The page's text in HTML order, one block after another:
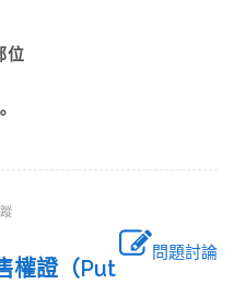
位
問題討論
權證（Put